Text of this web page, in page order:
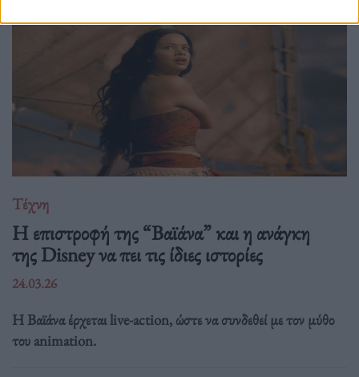
Τέχνη
Η επιστροφή της “Βαϊάνα” και η ανάγκη
της Disney να πει τις ίδιες ιστορίες
24.03.26
Η Βαϊάνα έρχεται live-action, ώστε να συνδεθεί με τον μύθο
του animation.